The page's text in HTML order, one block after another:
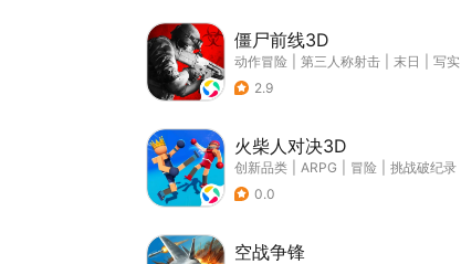
僵尸前线3D
动作冒险 第三人称射击 末日
写实
2.9
火柴人对决3D
创新品类 ARPG 冒险
挑战破纪录
0.0
空战争锋